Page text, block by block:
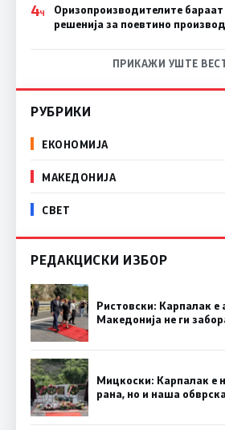
4Ч
Оризопроизводителите
решенија за поевтино
ПРИКАЖИ УШТЕ
РУБРИКИ
ЕКОНОМИЈА
МАКЕДОНИЈА
СВЕТ
РЕДАКЦИСКИ ИЗБОР
Ристовски: Карпалак е
Македонија не ги
Мицкоски: Карпалак е
рана, но и наша